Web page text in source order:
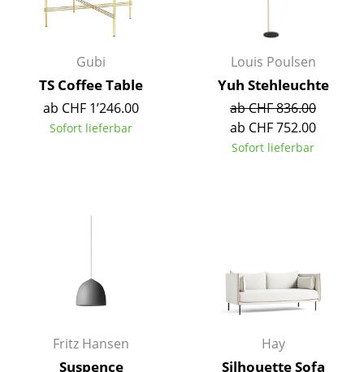
Schreibtische
Konferenztische
Stehtische & Stehpulte
Aufbewahren
Regale & Schränke
Gubi
TS Coffee Table
ab CHF 1’246.00
Sofort lieferbar
Louis Poulsen
Yuh Stehleuchte
ab CHF 836.00
ab CHF 752.00
Sofort lieferbar
Fritz Hansen
Suspence
Hay
Silhouette Sofa